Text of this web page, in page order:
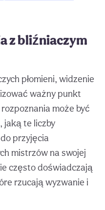
z bliźniaczym
płomieni, widzenie
ważny punkt
może być
jaką te liczby
przyjęcia
mistrzów na swojej
często doświadczają
rzucają wyzwanie i